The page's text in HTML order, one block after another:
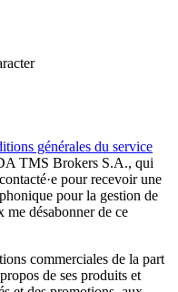
générales du service
TMS Brokers S.A., qui
pour recevoir une
pour la gestion de
me désabonner de ce
commerciales de la part
de ses produits et